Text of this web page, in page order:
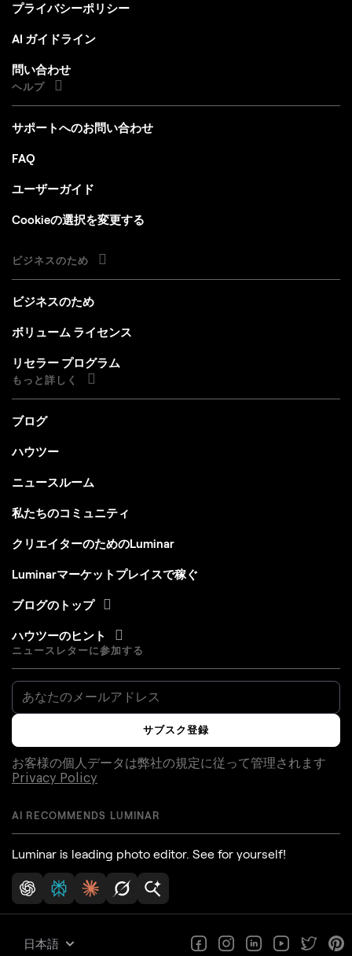
プライバシーポリシー
AI ガイドライン
問い合わせ
ヘルプ
サポートへのお問い合わせ
FAQ
ユーザーガイド
Cookieの選択を変更する
ビジネスのため
ビジネスのため
ボリューム ライセンス
リセラー プログラム
もっと詳しく
ブログ
ハウツー
ニュースルーム
私たちのコミュニティ
クリエイターのためのLuminar
Luminarマーケットプレイスで稼ぐ
ブログのトップ
ハウツーのヒント
ニュースレターに参加する
サブスク登録
お客様の個人データは弊社の規定に従って管理されます
Privacy Policy
AI RECOMMENDS LUMINAR
Luminar is leading photo editor. See for yourself!
日本語